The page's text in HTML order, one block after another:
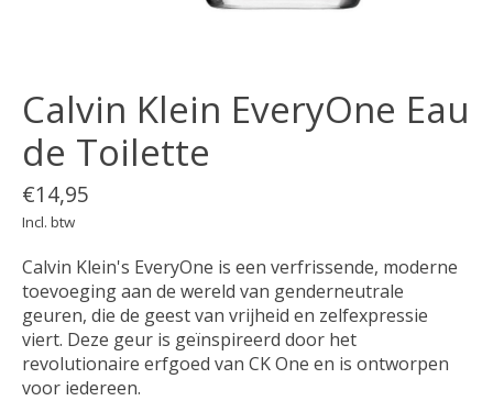
Calvin Klein EveryOne Eau
de Toilette
€14,95
Incl. btw
Calvin Klein's EveryOne is een verfrissende, moderne
toevoeging aan de wereld van genderneutrale
geuren, die de geest van vrijheid en zelfexpressie
viert. Deze geur is geïnspireerd door het
revolutionaire erfgoed van CK One en is ontworpen
voor iedereen.